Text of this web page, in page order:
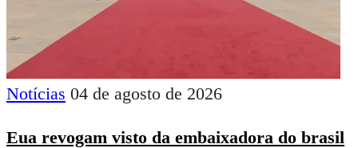
Notícias 04 de agosto de 2026
Eua revogam visto da embaixadora do brasil